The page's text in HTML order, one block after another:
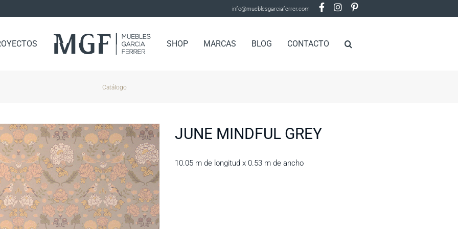
info@mueblesgarciaferrer.com
SHOP MARCAS BLOG CONTACTO
Catálogo
JUNE MINDFUL GREY
10.05 m de longitud x 0.53 m de ancho